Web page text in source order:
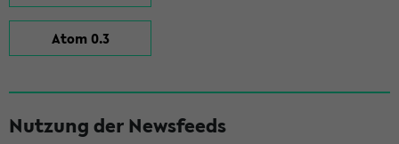
Atom 0.3
Nutzung der Newsfeeds